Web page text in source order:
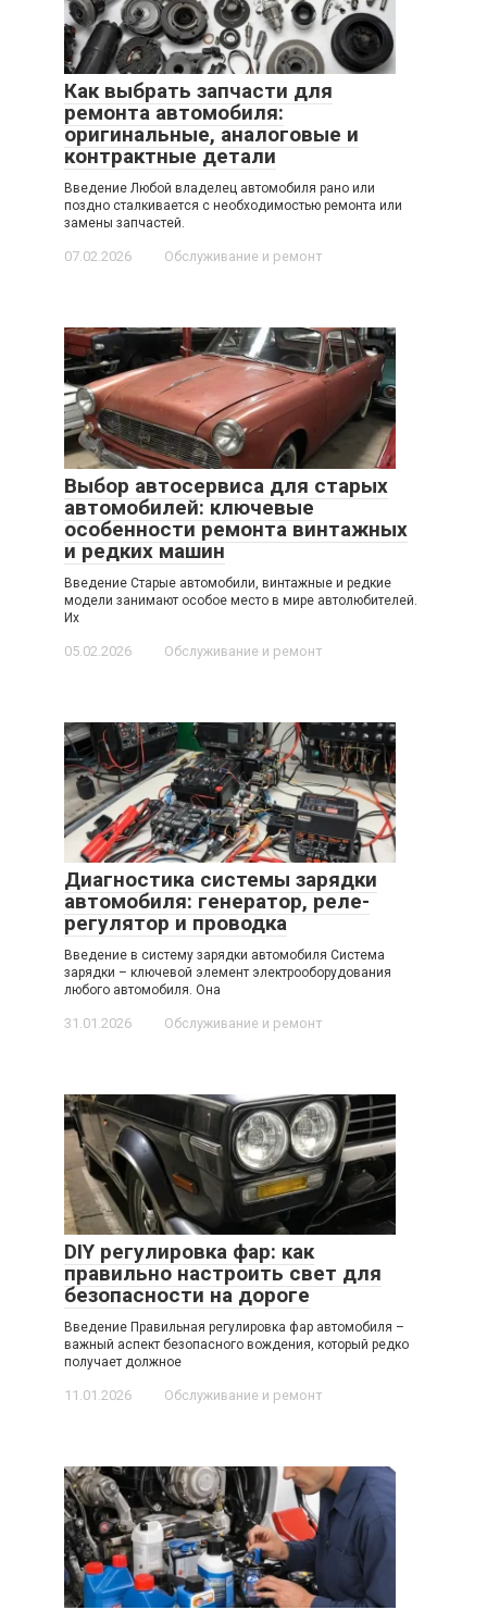
Как выбрать запчасти для
ремонта автомобиля:
оригинальные, аналоговые и
контрактные детали
Введение Любой владелец автомобиля рано или
поздно сталкивается с необходимостью ремонта или
замены запчастей.
07.02.2026 Обслуживание и ремонт
Выбор автосервиса для старых
автомобилей: ключевые
особенности ремонта винтажных
и редких машин
Введение Старые автомобили, винтажные и редкие
модели занимают особое место в мире автолюбителей.
Их
05.02.2026 Обслуживание и ремонт
Диагностика системы зарядки
автомобиля: генератор, реле-
регулятор и проводка
Введение в систему зарядки автомобиля Система
зарядки – ключевой элемент электрооборудования
любого автомобиля. Она
31.01.2026 Обслуживание и ремонт
DIY регулировка фар: как
правильно настроить свет для
безопасности на дороге
Введение Правильная регулировка фар автомобиля –
важный аспект безопасного вождения, который редко
получает должное
11.01.2026 Обслуживание и ремонт